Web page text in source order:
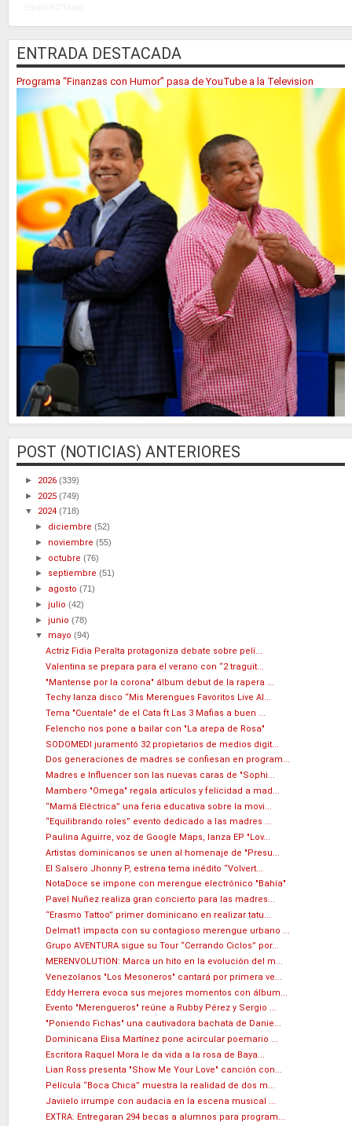
ENTRADA DESTACADA
Programa “Finanzas con Humor” pasa de YouTube a la Television
POST (NOTICIAS) ANTERIORES
► 2026 (339)
► 2025 (749)
▼ 2024 (718)
► diciembre(52)
► noviembre(55)
► octubre(76)
► septiembre(51)
► agosto(71)
►julio(42)
►junio(78)
▼ mayo(94)
Actriz Fidia Peralta protagoniza debate sobre pelí...
Valentina se prepara para el verano con “2 traguit...
"Mantense por la corona" álbum debut de la rapera ...
Techy lanza disco “Mis Merengues Favoritos Live Al...
Tema "Cuentale" de el Cata ft Las 3 Mafias a buen ...
Felencho nos pone a bailar con "La arepa de Rosa"
SODOMEDI juramentó 32 propietarios de medios digit...
Dos generaciones de madres se confiesan en program...
Madres e Influencer son las nuevas caras de "Sophi...
Mambero "Omega" regala artículos y felicidad a mad...
“Mamá Eléctrica” una feria educativa sobre la movi...
“Equilibrando roles” evento dedicado a las madres ...
Paulina Aguirre, voz de Google Maps, lanza EP "Lov...
Artistas dominicanos se unen al homenaje de "Presu...
El Salsero Jhonny P, estrena tema inédito “Volvert...
NotaDoce se impone con merengue electrónico "Bahía"
Pavel Nuñez realiza gran concierto para las madres...
“Erasmo Tattoo” primer dominicano en realizar tatu...
Delmat1 impacta con su contagioso merengue urbano ...
Grupo AVENTURA sigue su Tour “Cerrando Ciclos” por...
MERENVOLUTION: Marca un hito en la evolución del m...
Venezolanos "Los Mesoneros" cantará por primera ve...
Eddy Herrera evoca sus mejores momentos con álbum...
Evento "Merengueros" reúne a Rubby Pérez y Sergio ...
"Poniendo Fichas" una cautivadora bachata de Danie...
Dominicana Elisa Martínez pone acircular poemario ...
Escritora Raquel Mora le da vida a la rosa de Baya...
Lian Ross presenta "Show Me Your Love" canción con...
Película “Boca Chica” muestra la realidad de dos m...
Javiielo irrumpe con audacia en la escena musical ...
EXTRA: Entregaran 294 becas a alumnos para program...